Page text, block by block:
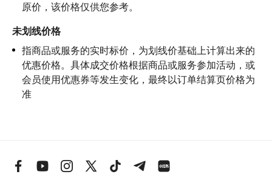
原价，该价格仅供您参考。
未划线价格
指商品或服务的实时标价，为划线价基础上计算出来的
优惠价格。具体成交价格根据商品或服务参加活动，或
会员使用优惠券等发生变化，最终以订单结算页价格为
准